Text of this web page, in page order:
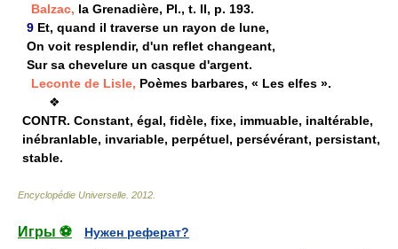
Balzac, la Grenadière, Pl., t. II, p. 193.
9 Et, quand il traverse un rayon de lune,
On voit resplendir, d'un reflet changeant,
Sur sa chevelure un casque d'argent.
Leconte de Lisle, Poèmes barbares, « Les elfes ».
❖
CONTR. Constant, égal, fidèle, fixe, immuable, inaltérable,
inébranlable, invariable, perpétuel, persévérant, persistant,
stable.
Encyclopédie Universelle 2012
Игры ⚽
Нужен реферат?